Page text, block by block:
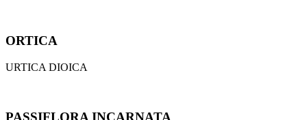
ORTICA
URTICA DIOICA
PASSIFLORA INCARNATA